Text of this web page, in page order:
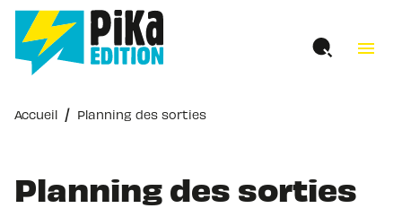
MENU RECHERCHE
PIED DE PAGE
menu
Accueil / Planning des sorties
Planning des sorties